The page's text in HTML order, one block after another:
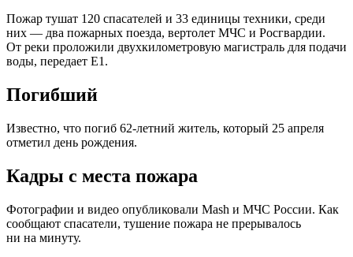
Пожар тушат 120 спасателей и 33 единицы техники, среди
них — два пожарных поезда, вертолет МЧС и Росгвардии.
От реки проложили двухкилометровую магистраль для подачи
воды, передает Е1.
Погибший
Известно, что погиб 62-летний житель, который 25 апреля
отметил день рождения.
Кадры с места пожара
Фотографии и видео опубликовали Mash и МЧС России. Как
сообщают спасатели, тушение пожара не прерывалось
ни на минуту.